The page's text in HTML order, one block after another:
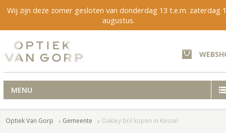
Wij zijn deze zomer gesloten van donderdag 13 t.e.m. zaterdag
augustus.
MENU
Optiek Van Gorp Gemeente Oakley bril kopen in Kessel